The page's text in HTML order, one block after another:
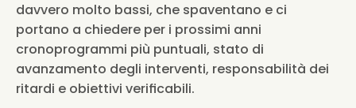
davvero molto bassi, che spaventano e ci
portano a chiedere per i prossimi anni
cronoprogrammi più puntuali, stato di
avanzamento degli interventi, responsabilità dei
ritardi e obiettivi verificabili.